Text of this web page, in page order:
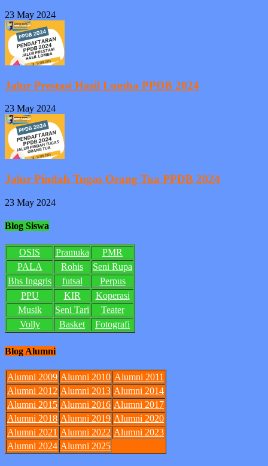
23 May 2024
Jalur Prestasi Hasil Lomba PPDB 2024
23 May 2024
Jalur Pindah Tugas Orang Tua PPDB 2024
23 May 2024
Blog Siswa
OSIS Pramuka
PMR
PALA
Rohis
Seni Rupa
Bhs Inggris
futsal
Perpus
PPU
KIR
Koperasi
Musik
Seni Tari
Teater
Volly
Basket Fotografi
Blog Alumni
Alumni 2009 Alumni 2010 Alumni 2011
Alumni 2012 Alumni 2013 Alumni 2014
Alumni 2015 Alumni 2016 Alumni 2017
Alumni 2018 Alumni 2019 Alumni 2020
Alumni 2021 Alumni 2022 Alumni 2023
Alumni 2024 Alumni 2025